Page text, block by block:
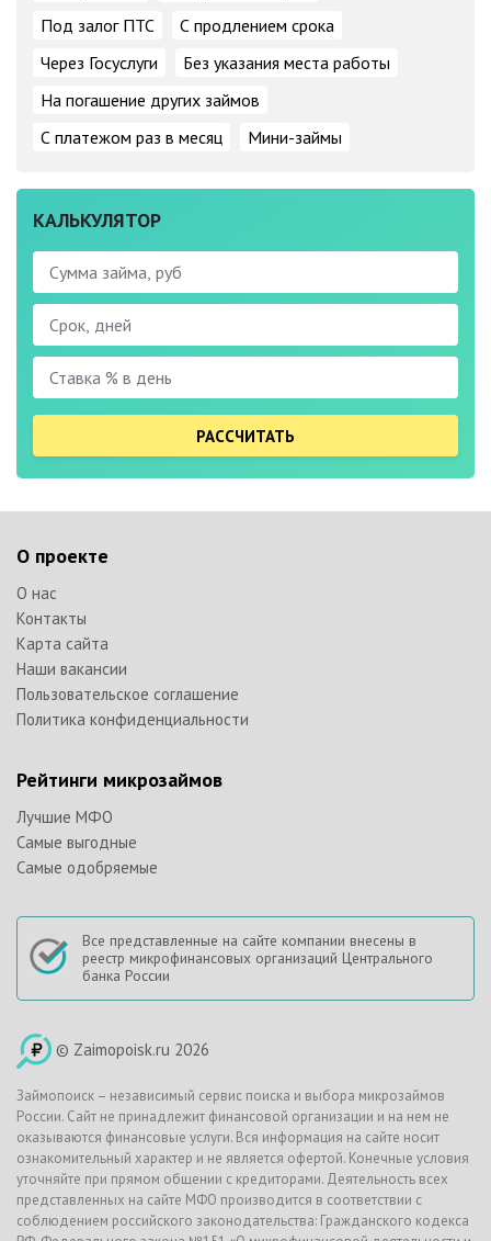
Под залог ПТС
С продлением срока
Через Госуслуги
Без указания места работы
На погашение других займов
С платежом раз в месяц
Мини-займы
КАЛЬКУЛЯТОР
РАССЧИТАТЬ
О проекте
О нас
Контакты
Карта сайта
Наши вакансии
Пользовательское соглашение
Политика конфиденциальности
Рейтинги микрозаймов
Лучшие МФО
Самые выгодные
Самые одобряемые
Все представленные на сайте компании внесены в
реестр микрофинансовых организаций Центрального
банка России
© Zaimopoisk.ru 2026
Займопоиск – независимый сервис поиска и выбора микрозаймов
России. Сайт не принадлежит финансовой организации и на нем не
оказываются финансовые услуги. Вся информация на сайте носит
ознакомительный характер и не является офертой. Конечные условия
уточняйте при прямом общении с кредиторами. Деятельность всех
представленных на сайте МФО производится в соответствии с
соблюдением российского законодательства: Гражданского кодекса